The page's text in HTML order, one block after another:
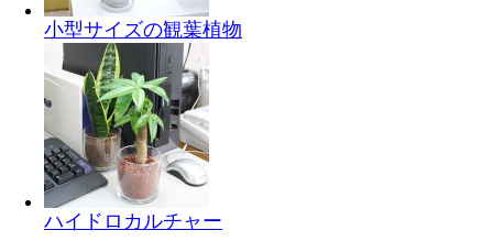
小型サイズの観葉植物
ハイドロカルチャー